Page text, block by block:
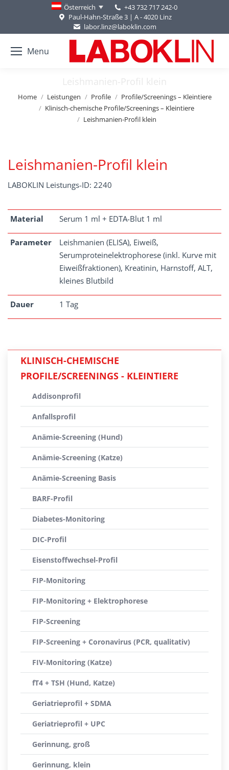
Österreich
+43 732 717 242-0
Paul-Hahn-Straße 3 | A - 4020 Linz
labor.linz@laboklin.com
Menu
Leishmanien-Profil klein
You are here:
Home Leistungen Profile
Profile/Screenings – Kleintiere
Klinisch-chemische Profile/Screenings – Kleintiere
Leishmanien-Profil klein
Leishmanien-Profil klein
LABOKLIN Leistungs-ID: 2240
Material Serum 1 ml + EDTA-Blut 1 ml
Parameter
Leishmanien (ELISA), Eiweiß,
Serumproteinelektrophorese (inkl. Kurve mit
Eiweißfraktionen), Kreatinin, Harnstoff, ALT,
kleines Blutbild
Dauer 1 Tag
KLINISCH-CHEMISCHE
PROFILE/SCREENINGS - KLEINTIERE
Addisonprofil
Anfallsprofil
Anämie-Screening (Hund)
Anämie-Screening (Katze)
Anämie-Screening Basis
BARF-Profil
Diabetes-Monitoring
DIC-Profil
Eisenstoffwechsel-Profil
FIP-Monitoring
FIP-Monitoring + Elektrophorese
FIP-Screening
FIP-Screening + Coronavirus (PCR, qualitativ)
FIV-Monitoring (Katze)
fT4 + TSH (Hund, Katze)
Geriatrieprofil + SDMA
Geriatrieprofil + UPC
Gerinnung, groß
Gerinnung, klein